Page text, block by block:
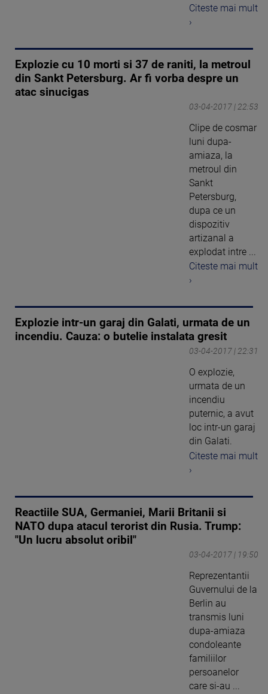
Citeste mai mult
›
Explozie cu 10 morti si 37 de raniti, la metroul
din Sankt Petersburg. Ar fi vorba despre un
atac sinucigas
03-04-2017 | 22:53
Clipe de cosmar
luni dupa-
amiaza, la
metroul din
Sankt
Petersburg,
dupa ce un
dispozitiv
artizanal a
explodat intre ...
Citeste mai mult
›
Explozie intr-un garaj din Galati, urmata de un
incendiu. Cauza: o butelie instalata gresit
03-04-2017 | 22:31
O explozie,
urmata de un
incendiu
puternic, a avut
loc intr-un garaj
din Galati.
Citeste mai mult
›
Reactiile SUA, Germaniei, Marii Britanii si
NATO dupa atacul terorist din Rusia. Trump:
"Un lucru absolut oribil"
03-04-2017 | 19:50
Reprezentantii
Guvernului de la
Berlin au
transmis luni
dupa-amiaza
condoleante
familiilor
persoanelor
care si-au ...